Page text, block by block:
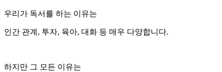
우리가 독서를 하는 이유는
인간 관계, 투자, 육아, 대화 등 매우 다양합니다.
하지만 그 모든 이유는